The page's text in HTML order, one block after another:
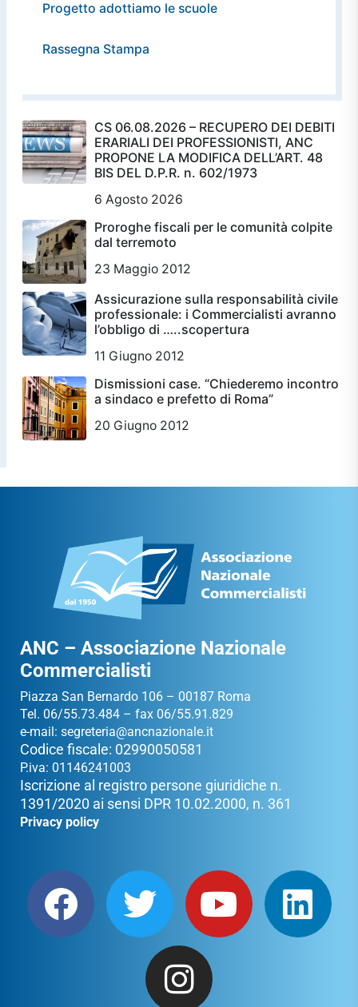
Progetto adottiamo le scuole
Rassegna Stampa
CS 06.08.2026 – RECUPERO DEI DEBITI
ERARIALI DEI PROFESSIONISTI, ANC
PROPONE LA MODIFICA DELL’ART. 48
BIS DEL D.P.R. n. 602/1973
6 Agosto 2026
Proroghe fiscali per le comunità colpite
dal terremoto
23 Maggio 2012
Assicurazione sulla responsabilità civile
professionale: i Commercialisti avranno
l’obbligo di …..scopertura
11 Giugno 2012
Dismissioni case. “Chiederemo incontro
a sindaco e prefetto di Roma”
20 Giugno 2012
ANC – Associazione Nazionale
Commercialisti
Piazza San Bernardo 106 – 00187 Roma
Tel. 06/55.73.484 – fax 06/55.91.829
e-mail: segreteria@ancnazionale.it
Codice fiscale: 02990050581
P.iva: 01146241003
Iscrizione al registro persone giuridiche n.
1391/2020 ai sensi DPR 10.02.2000, n. 361
Privacy policy